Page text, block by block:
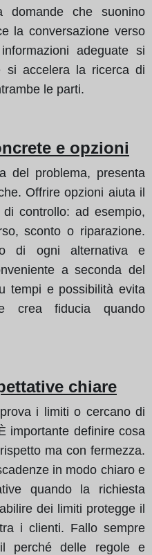
domande che suonino
la conversazione verso
adeguate si
si accelera la ricerca di
le parti.
e opzioni
del problema, presenta
Offrire opzioni aiuta il
controllo: ad esempio,
sconto o riparazione.
di ogni alternativa e
a seconda del
tempi e possibilità evita
crea fiducia quando
chiare
i limiti o cercano di
importante definire cosa
ma con fermezza.
in modo chiaro e
quando la richiesta
dei limiti protegge il
i clienti. Fallo sempre
perché delle regole e